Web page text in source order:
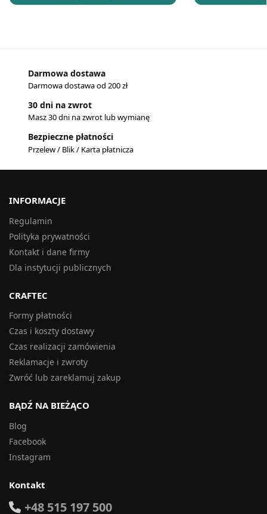
Darmowa dostawa
Darmowa dostawa od 200 zł
30 dni na zwrot
Masz 30 dni na zwrot lub wymianę
Bezpieczne płatności
Przelew / Blik / Karta płatnicza
INFORMACJE
Regulamin
Polityka prywatności
Kontakt i dane firmy
Dla instytucji publicznych
CRAFTEC
Formy płatności
Czas i koszty dostawy
Czas realizacji zamówienia
Reklamacje i zwroty
Zwróć lub zareklamuj zakup
BĄDŹ NA BIEŻĄCO
Blog
Facebook
Instagram
Kontakt
+48 515 197 500